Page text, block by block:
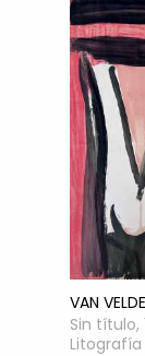
VAN
Sin título,
Litografía